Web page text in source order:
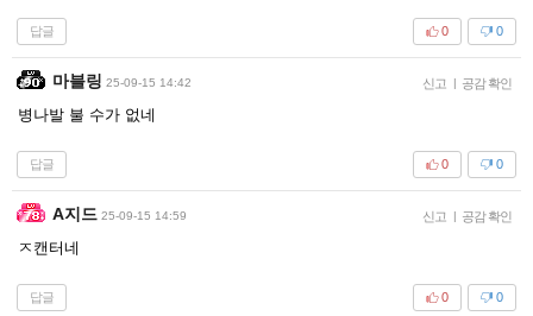
답글 0
0
마블링 25-09-15 14:42 신고 | 공감 확인
병나발 불 수가 없네
답글 0
0
A지드 25-09-15 14:59 신고 | 공감 확인
ㅈ캔터네
답글 0
0